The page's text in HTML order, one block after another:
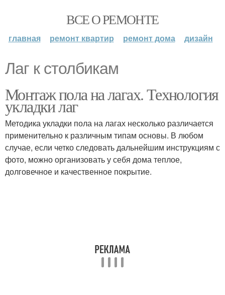
ВСЕ О РЕМОНТЕ
главная ремонт квартир ремонт дома дизайн
Лаг к столбикам
Монтаж пола на лагах. Технология
укладки лаг
Методика укладки пола на лагах несколько различается
применительно к различным типам основы. В любом
случае, если четко следовать дальнейшим инструкциям с
фото, можно организовать у себя дома теплое,
долговечное и качественное покрытие.